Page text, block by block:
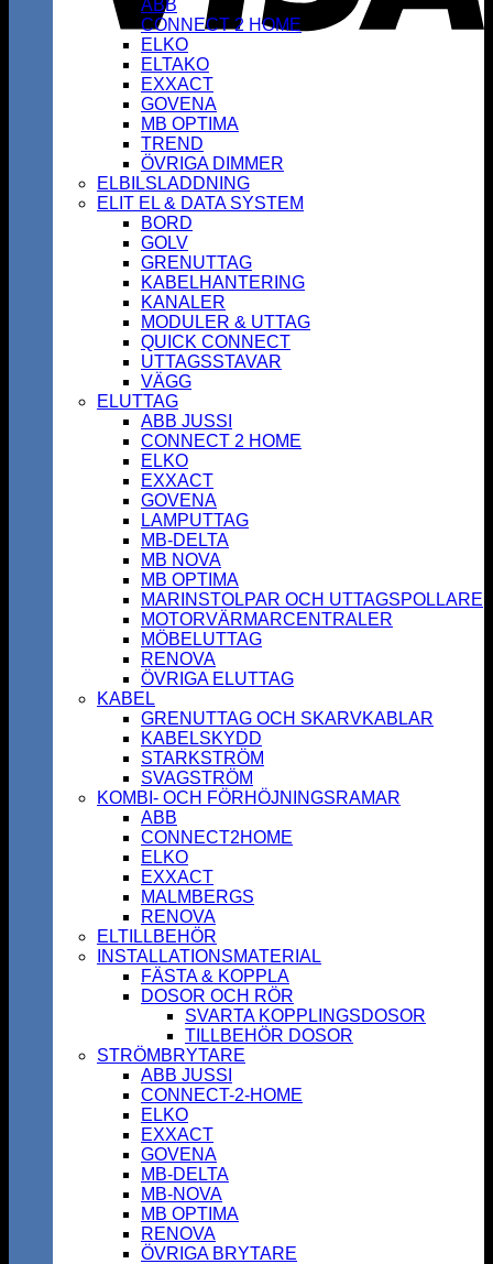
ABB
CONNECT 2 HOME
ELKO
ELTAKO
EXXACT
GOVENA
MB OPTIMA
TREND
ÖVRIGA DIMMER
ELBILSLADDNING
ELIT EL & DATA SYSTEM
BORD
GOLV
GRENUTTAG
KABELHANTERING
KANALER
MODULER & UTTAG
QUICK CONNECT
UTTAGSSTAVAR
VÄGG
ELUTTAG
ABB JUSSI
CONNECT 2 HOME
ELKO
EXXACT
GOVENA
LAMPUTTAG
MB-DELTA
MB NOVA
MB OPTIMA
MARINSTOLPAR OCH UTTAGSPOLLARE
MOTORVÄRMARCENTRALER
MÖBELUTTAG
RENOVA
ÖVRIGA ELUTTAG
KABEL
GRENUTTAG OCH SKARVKABLAR
KABELSKYDD
STARKSTRÖM
SVAGSTRÖM
KOMBI- OCH FÖRHÖJNINGSRAMAR
ABB
CONNECT2HOME
ELKO
EXXACT
MALMBERGS
RENOVA
ELTILLBEHÖR
INSTALLATIONSMATERIAL
FÄSTA & KOPPLA
DOSOR OCH RÖR
SVARTA KOPPLINGSDOSOR
TILLBEHÖR DOSOR
STRÖMBRYTARE
ABB JUSSI
CONNECT-2-HOME
ELKO
EXXACT
GOVENA
MB-DELTA
MB-NOVA
MB OPTIMA
RENOVA
ÖVRIGA BRYTARE